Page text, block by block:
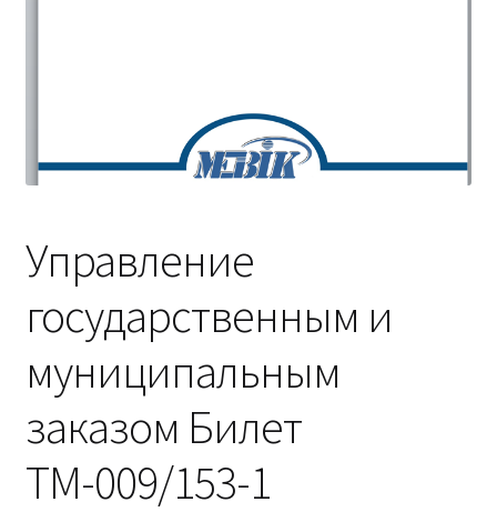
управление 2,5 года (Магистратура)
Управление
государственным и
муниципальным
заказом Билет
ТМ-009/153-1